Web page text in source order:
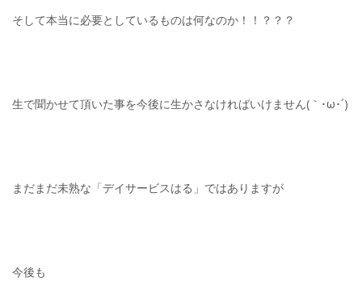
そして本当に必要としているものは何なのか！！？？？
生で聞かせて頂いた事を今後に生かさなければいけません(｀･ω･´)
まだまだ未熟な「デイサービスはる」ではありますが
今後も